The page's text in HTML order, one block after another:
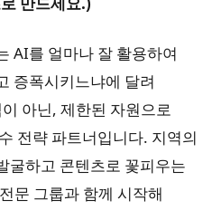
AI를 얼마나 잘 활용하여
증폭시키느냐에 달려
아닌, 제한된 자원으로
전략 파트너입니다. 지역의
굴하고 콘텐츠로 꽃피우는
문 그룹과 함께 시작해